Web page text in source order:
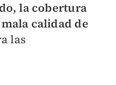
la cobertura
calidad de
las